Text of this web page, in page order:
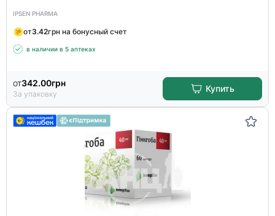
IPSEN PHARMA
от3.42грн на бонусный счет
в наличии в 5 аптеках
от342.00грн
За упаковку
Купить